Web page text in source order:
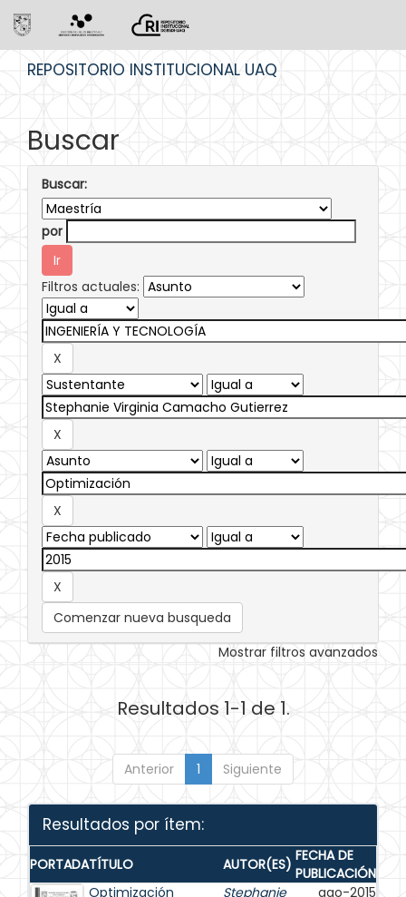
REPOSITORIO INSTITUCIONAL UAQ
Buscar
Buscar:
por
Filtros actuales:
Comenzar nueva busqueda
Mostrar filtros avanzados
Resultados 1-1 de 1.
Anterior 1 Siguiente
Resultados por ítem:
PORTADATÍTULO AUTOR(ES) FECHA DE
PUBLICACIÓN
Optimización
Stephanie
ago-2015